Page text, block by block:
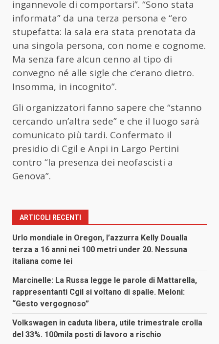
ingannevole di comportarsi”. “Sono stata
informata” da una terza persona e “ero
stupefatta: la sala era stata prenotata da
una singola persona, con nome e cognome.
Ma senza fare alcun cenno al tipo di
convegno né alle sigle che c’erano dietro.
Insomma, in incognito”.
Gli organizzatori fanno sapere che “stanno
cercando un’altra sede” e che il luogo sarà
comunicato più tardi. Confermato il
presidio di Cgil e Anpi in Largo Pertini
contro “la presenza dei neofascisti a
Genova”.
ARTICOLI RECENTI
Urlo mondiale in Oregon, l’azzurra Kelly Doualla
terza a 16 anni nei 100 metri under 20. Nessuna
italiana come lei
Marcinelle: La Russa legge le parole di Mattarella,
rappresentanti Cgil si voltano di spalle. Meloni:
“Gesto vergognoso”
Volkswagen in caduta libera, utile trimestrale crolla
del 33%. 100mila posti di lavoro a rischio